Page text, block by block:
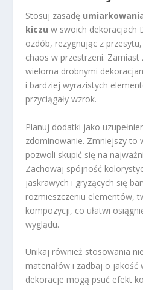
Stosuj zasadę
kiczu w swoich dekoracjach
ozdób, rezygnując z
chaos w przestrzeni. Zamiast
wieloma drobnymi
i bardziej wyrazistych
przyciągały wzrok.
Planuj dodatki jako
zdominowanie. Zmniejszy to
pozwoli skupić się na
Zachowaj spójność
jaskrawych i gryzących się
rozmieszczeniu elementów,
kompozycji, co ułatwi
wyglądu.
Unikaj również stosowania
materiałów i zadbaj o jakość
dekoracje mogą psuć efekt